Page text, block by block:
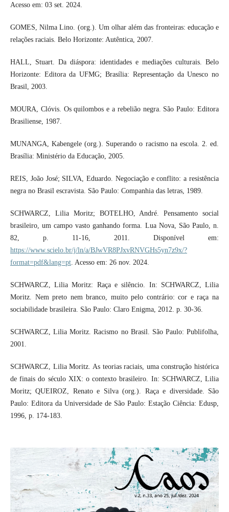
Acesso em: 03 set. 2024.
GOMES, Nilma Lino. (org.). Um olhar além das fronteiras: educação e
relações raciais. Belo Horizonte: Autêntica, 2007.
HALL, Stuart. Da diáspora: identidades e mediações culturais. Belo
Horizonte: Editora da UFMG; Brasília: Representação da Unesco no
Brasil, 2003.
MOURA, Clóvis. Os quilombos e a rebelião negra. São Paulo: Editora
Brasiliense, 1987.
MUNANGA, Kabengele (org.). Superando o racismo na escola. 2. ed.
Brasília: Ministério da Educação, 2005.
REIS, João José; SILVA, Eduardo. Negociação e conflito: a resistência
negra no Brasil escravista. São Paulo: Companhia das letras, 1989.
SCHWARCZ, Lilia Moritz; BOTELHO, André. Pensamento social
brasileiro, um campo vasto ganhando forma. Lua Nova, São Paulo, n.
82, p. 11-16, 2011. Disponível em:
https://www.scielo.br/j/ln/a/BJwVR8PJxvRNVGHs5yn7z9x/?
format=pdf&lang=pt. Acesso em: 26 nov. 2024.
SCHWARCZ, Lilia Moritz: Raça e silêncio. In: SCHWARCZ, Lilia
Moritz. Nem preto nem branco, muito pelo contrário: cor e raça na
sociabilidade brasileira. São Paulo: Claro Enigma, 2012. p. 30-36.
SCHWARCZ, Lilia Moritz. Racismo no Brasil. São Paulo: Publifolha,
2001.
SCHWARCZ, Lilia Moritz. As teorias raciais, uma construção histórica
de finais do século XIX: o contexto brasileiro. In: SCHWARCZ, Lilia
Moritz; QUEIROZ, Renato e Silva (org.). Raça e diversidade. São
Paulo: Editora da Universidade de São Paulo: Estação Ciência: Edusp,
1996, p. 174-183.